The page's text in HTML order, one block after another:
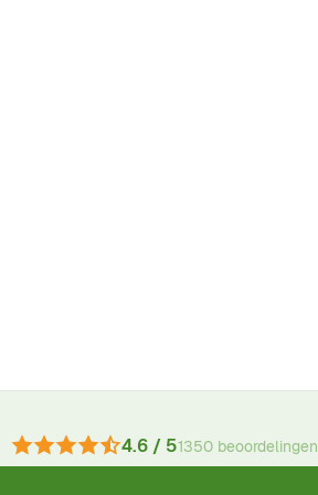
4.6 / 51350 beoordelingen